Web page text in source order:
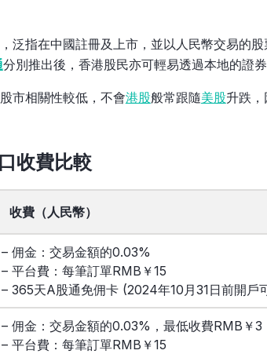
泛指在中國註冊及上市，並以人民幣交易的
分別推出後，香港股民亦可輕易透過本地的證
市相關性較低，不會港股般常跟隨美股升跌
收費比較
收費（人民幣）
– 佣金：交易金額的0.03%
– 平台費：每筆訂單RMB￥15
– 365天A股通免佣卡 (2024年10月31日前開戶
– 佣金：交易金額的0.03%，最低收費RMB￥3
– 平台費：每筆訂單RMB￥15